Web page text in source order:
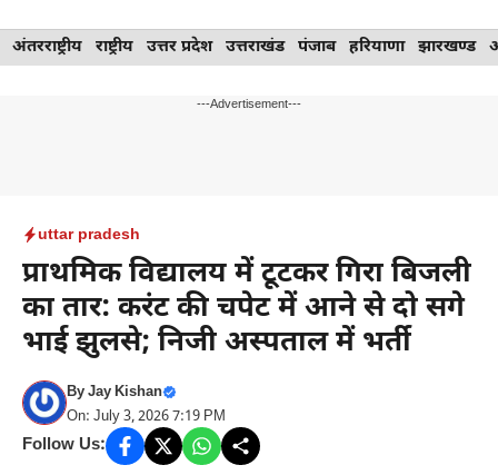
Skip
to
अंतरराष्ट्रीय राष्ट्रीय उत्तर प्रदेश उत्तराखंड पंजाब हरियाणा झारखण्ड
---Advertisement---
uttar pradesh
प्राथमिक विद्यालय में टूटकर गिरा बिजली
का तार: करंट की चपेट में आने से दो सगे
भाई झुलसे; निजी अस्पताल में भर्ती
ByJay Kishan
On: July 3, 2026 7:19 PM
Follow Us: